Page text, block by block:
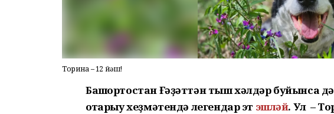
Торинға – 12 йәш!
Башҡортостан Ғәҙәттән тыш хәлдәр буйынса
ҡотҡарыу хеҙмәтендә легендар эт эшләй. Ул –